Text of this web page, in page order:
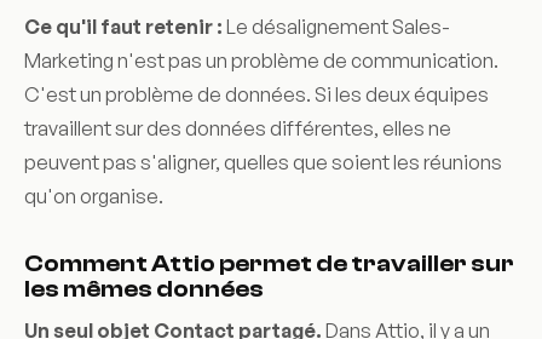
Ce qu'il faut retenir : Le désalignement Sales-
Marketing n'est pas un problème de communication.
C'est un problème de données. Si les deux équipes
travaillent sur des données différentes, elles ne
peuvent pas s'aligner, quelles que soient les réunions
qu'on organise.
Comment Attio permet de travailler sur
les mêmes données
Un seul objet Contact partagé. Dans Attio, il y a un